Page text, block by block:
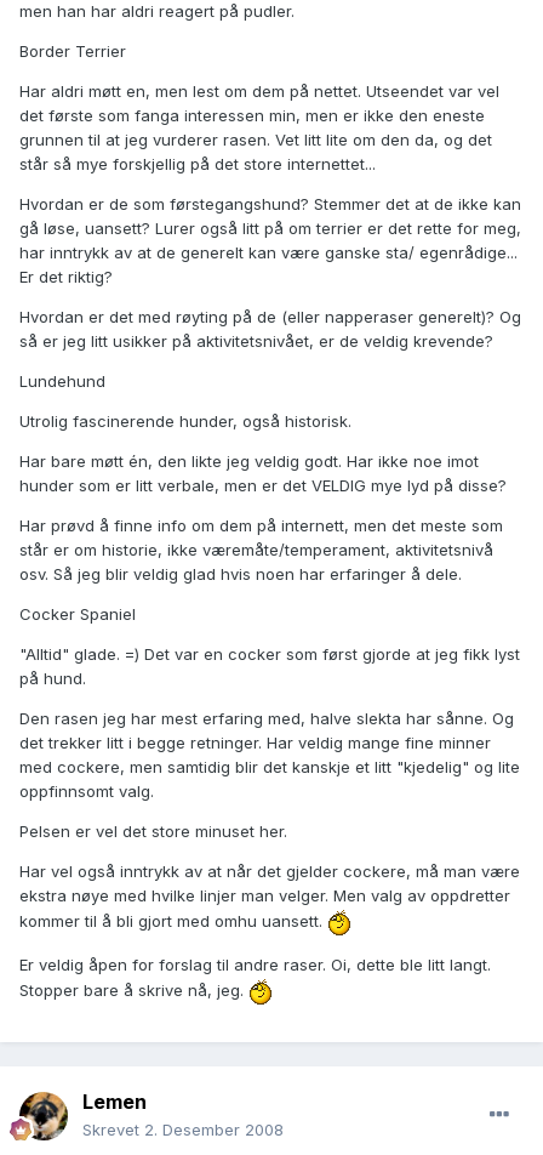
men han har aldri reagert på pudler.
Border Terrier
Har aldri møtt en, men lest om dem på nettet. Utseendet var vel
det første som fanga interessen min, men er ikke den eneste
grunnen til at jeg vurderer rasen. Vet litt lite om den da, og det
står så mye forskjellig på det store internettet...
Hvordan er de som førstegangshund? Stemmer det at de ikke kan
gå løse, uansett? Lurer også litt på om terrier er det rette for meg,
har inntrykk av at de generelt kan være ganske sta/ egenrådige...
Er det riktig?
Hvordan er det med røyting på de (eller napperaser generelt)? Og
så er jeg litt usikker på aktivitetsnivået, er de veldig krevende?
Lundehund
Utrolig fascinerende hunder, også historisk.
Har bare møtt én, den likte jeg veldig godt. Har ikke noe imot
hunder som er litt verbale, men er det VELDIG mye lyd på disse?
Har prøvd å finne info om dem på internett, men det meste som
står er om historie, ikke væremåte/temperament, aktivitetsnivå
osv. Så jeg blir veldig glad hvis noen har erfaringer å dele.
Cocker Spaniel
"Alltid" glade. =) Det var en cocker som først gjorde at jeg fikk lyst
på hund.
Den rasen jeg har mest erfaring med, halve slekta har sånne. Og
det trekker litt i begge retninger. Har veldig mange fine minner
med cockere, men samtidig blir det kanskje et litt "kjedelig" og lite
oppfinnsomt valg.
Pelsen er vel det store minuset her.
Har vel også inntrykk av at når det gjelder cockere, må man være
ekstra nøye med hvilke linjer man velger. Men valg av oppdretter
kommer til å bli gjort med omhu uansett.
Er veldig åpen for forslag til andre raser. Oi, dette ble litt langt.
Stopper bare å skrive nå, jeg.
Lemen
Skrevet 2. Desember 2008